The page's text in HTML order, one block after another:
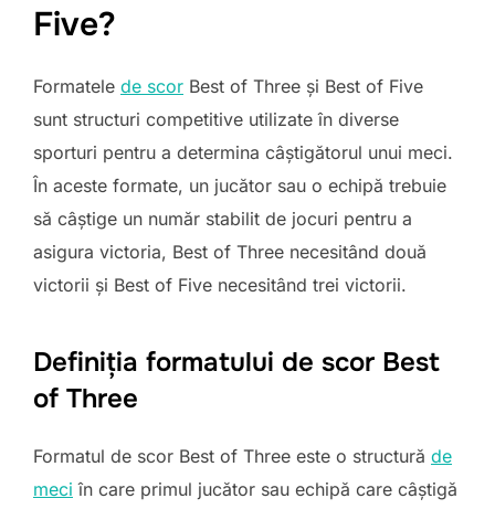
Five?
Formatele de scor Best of Three și Best of Five
sunt structuri competitive utilizate în diverse
sporturi pentru a determina câștigătorul unui meci.
În aceste formate, un jucător sau o echipă trebuie
să câștige un număr stabilit de jocuri pentru a
asigura victoria, Best of Three necesitând două
victorii și Best of Five necesitând trei victorii.
Definiția formatului de scor Best
of Three
Formatul de scor Best of Three este o structură de
meci în care primul jucător sau echipă care câștigă